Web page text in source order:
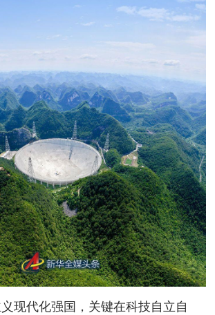
现代化强国，关键在科技自立自